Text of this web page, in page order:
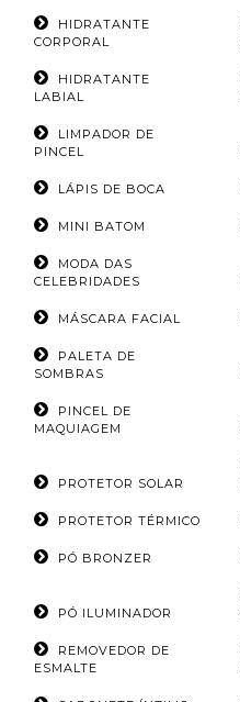
HIDRATANTE
CORPORAL
HIDRATANTE
LABIAL
LIMPADOR DE
PINCEL
LÁPIS DE BOCA
MINI BATOM
MODA DAS
CELEBRIDADES
MÁSCARA FACIAL
PALETA DE
SOMBRAS
PINCEL DE
MAQUIAGEM
PROTETOR SOLAR
PROTETOR TÉRMICO
PÓ BRONZER
PÓ ILUMINADOR
REMOVEDOR DE
ESMALTE